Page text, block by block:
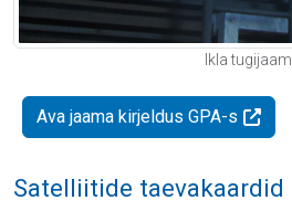
Ikla tugijaam
Ava jaama kirjeldus GPA-s
Satelliitide taevakaardid